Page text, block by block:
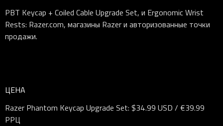
PBT Keycap + Coiled Cable Upgrade Set, и Ergonomic Wrist
Rests: Razer.com, магазины Razer и авторизованные точки
продажи.
ЦЕНА
Razer Phantom Keycap Upgrade Set: $34.99 USD / €39.99
РРЦ